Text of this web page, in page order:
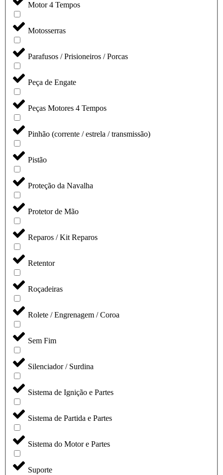
Motor 4 Tempos
Motosserras
Parafusos / Prisioneiros / Porcas
Peça de Engate
Peças Motores 4 Tempos
Pinhão (corrente / estrela / transmissão)
Pistão
Proteção da Navalha
Protetor de Mão
Reparos / Kit Reparos
Retentor
Roçadeiras
Rolete / Engrenagem / Coroa
Sem Fim
Silenciador / Surdina
Sistema de Ignição e Partes
Sistema de Partida e Partes
Sistema do Motor e Partes
Suporte